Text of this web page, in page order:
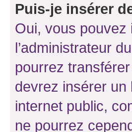
Puis-je insérer
Oui, vous
l’administrateur
pourrez
devrez insérer
internet public,
ne pourrez